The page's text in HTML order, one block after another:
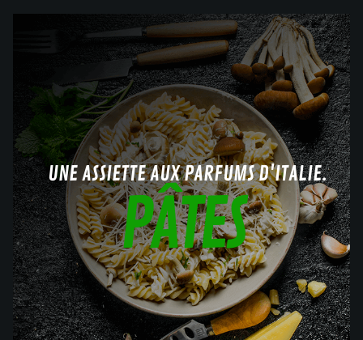
UNE ASSIETTE AUX PARFUMS D'ITALIE.
PÂTES